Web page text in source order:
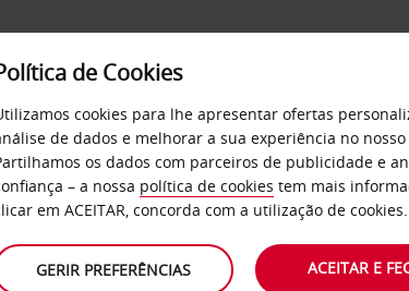
SERVIÇOS EMPRESAS
LEVANTAR EM
de Cookies
cookies para lhe apresentar ofertas
de dados e melhorar a sua experiência no nosso
os dados com parceiros de publicidade e
– a nossa política de cookies tem mais
em ACEITAR, concorda com a utilização de cookies.
GERIR PREFERÊNCIAS ACEITAR E